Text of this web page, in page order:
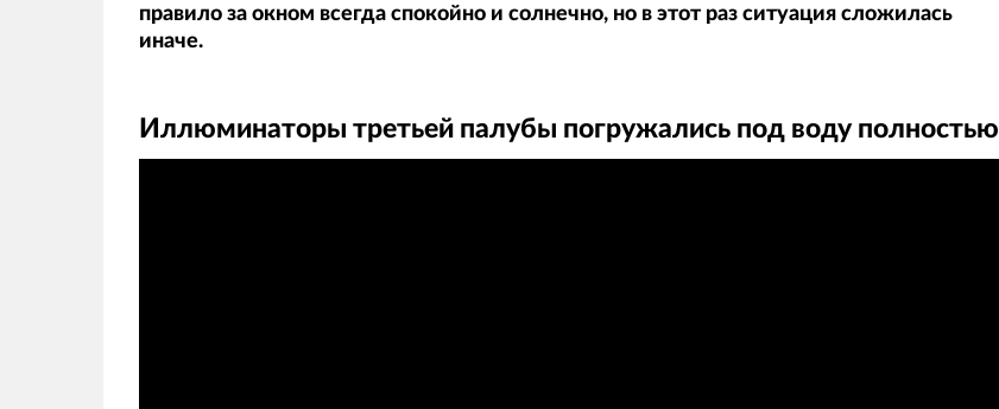
правило за окном всегда спокойно и солнечно, но в этот раз ситуация сложилась
иначе.
Иллюминаторы третьей палубы погружались под воду полностью